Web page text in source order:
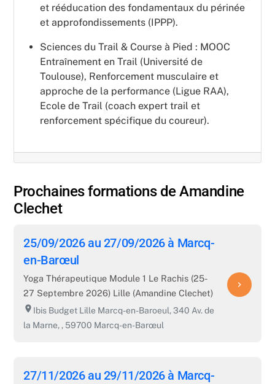
et rééducation des fondamentaux du périnée
et approfondissements (IPPP).
Sciences du Trail & Course à Pied : MOOC
Entraînement en Trail (Université de
Toulouse), Renforcement musculaire et
approche de la performance (Ligue RAA),
Ecole de Trail (coach expert trail et
renforcement spécifique du coureur).
Prochaines formations de Amandine
Clechet
25/09/2026 au 27/09/2026 à Marcq-
en-Barœul
Yoga Thérapeutique Module 1 Le Rachis (25-
27 Septembre 2026) Lille (Amandine Clechet)
room Ibis Budget Lille Marcq-en-Baroeul, 340 Av. de
la Marne, , 59700 Marcq-en-Barœul
navigate_next
27/11/2026 au 29/11/2026 à Marcq-